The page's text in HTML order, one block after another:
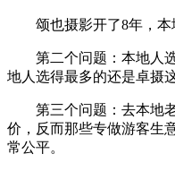
颂也摄影开了8年，
第二个问题：本地人
地人选得最多的还是卓摄
第三个问题：去本地
价，反而那些专做游客生
常公平。